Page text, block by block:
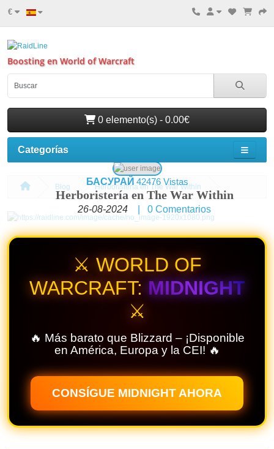
€
Boosting en World of Warcraft
0 elemento(s) - 0.00€
Categorías
Blog Herboristería en The War Within
БАСУРАЙ 42476 Vistas
Herboristería en The War Within
26-08-2024 0 Comentarios
⚔️ WORLD OF
WARCRAFT: MIDNIGHT
⚔️
🔥 Más barato que Blizzard – ¡Disponible
en América, Europa y la CEI! 🔥
CONSÍGUE MIDNIGHT AHORA